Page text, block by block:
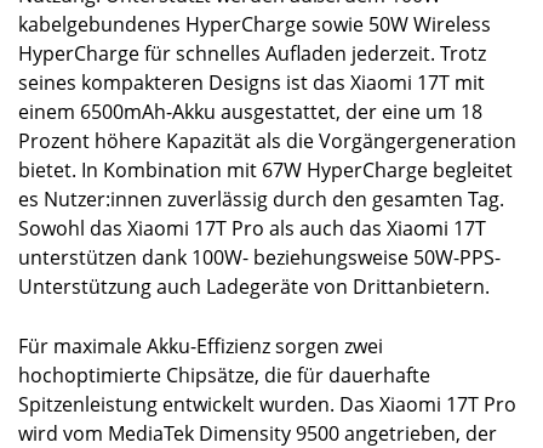
kabelgebundenes HyperCharge sowie 50W Wireless
HyperCharge für schnelles Aufladen jederzeit. Trotz
seines kompakteren Designs ist das Xiaomi 17T mit
einem 6500mAh-Akku ausgestattet, der eine um 18
Prozent höhere Kapazität als die Vorgängergeneration
bietet. In Kombination mit 67W HyperCharge begleitet
es Nutzer:innen zuverlässig durch den gesamten Tag.
Sowohl das Xiaomi 17T Pro als auch das Xiaomi 17T
unterstützen dank 100W- beziehungsweise 50W-PPS-
Unterstützung auch Ladegeräte von Drittanbietern.
Für maximale Akku-Effizienz sorgen zwei
hochoptimierte Chipsätze, die für dauerhafte
Spitzenleistung entwickelt wurden. Das Xiaomi 17T Pro
wird vom MediaTek Dimensity 9500 angetrieben, der